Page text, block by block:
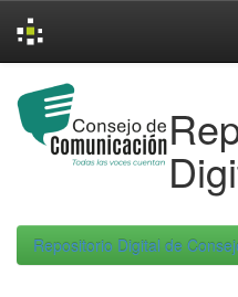
navigation
Repositorio Digital de